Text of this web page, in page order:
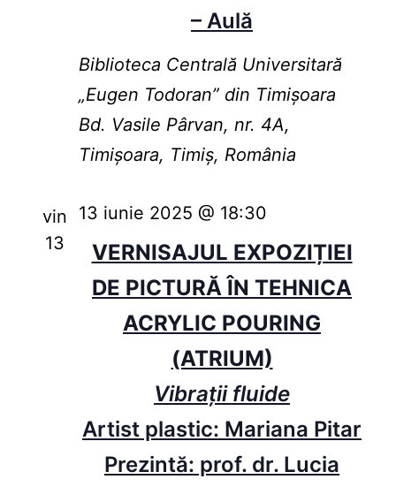
– Aulă
Biblioteca Centrală Universitară
„Eugen Todoran” din Timişoara
Bd. Vasile Pârvan, nr. 4A,
Timișoara, Timiș, România
vin
13
VERNISAJUL EXPOZIȚIEI
DE PICTURĂ ÎN TEHNICA
ACRYLIC POURING
(ATRIUM)
Vibrații fluide
Artist plastic: Mariana Pitar
Prezintă: prof. dr. Lucia
13 iunie 2025 @ 18:30